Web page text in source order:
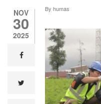
NOV
30
2025
facebook
By humas